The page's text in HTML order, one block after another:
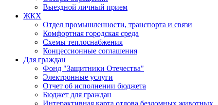
Выездной личный прием
ЖКХ
Отдел промышленности, транспорта и связи
Комфортная городская среда
Схемы теплоснабжения
Концессионные соглашения
Для граждан
Фонд "Защитники Отечества"
Электронные услуги
Отчет об исполнении бюджета
Бюджет для граждан
Интерактивная карта отлова бездомных животных